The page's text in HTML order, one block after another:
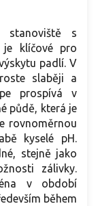
stanoviště s
je klíčové pro
padlí. V
slaběji a
prospívá v
půdě, která je
rovnoměrnou
kyselé pH.
stejně jako
zálivky.
v období
během